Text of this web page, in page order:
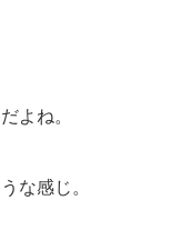
よね。
な感じ。